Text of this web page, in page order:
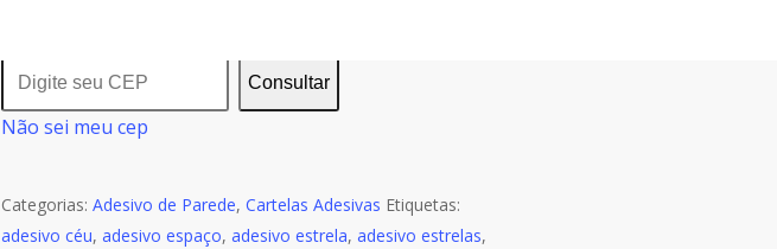
Rosa
Tons
205un
Consultar
Não sei meu cep
Categorias: Adesivo de Parede, Cartelas Adesivas Etiquetas:
adesivo céu, adesivo espaço, adesivo estrela, adesivo estrelas,